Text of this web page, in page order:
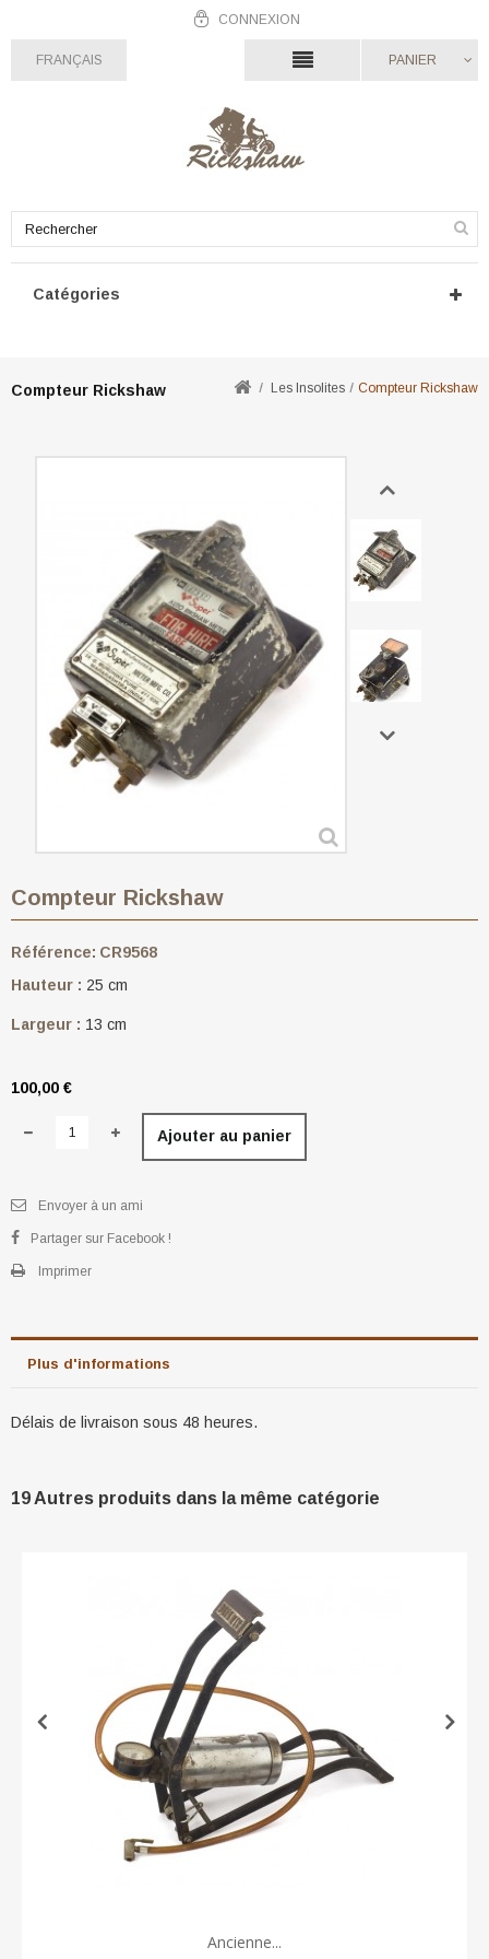
CONNEXION
FRANÇAIS PANIER
Catégories
Compteur Rickshaw Les Insolites Compteur Rickshaw
Compteur Rickshaw
Référence: CR9568
Hauteur : 25 cm
Largeur : 13 cm
100,00 €
Ajouter au panier
Envoyer à un ami
Partager sur Facebook !
Imprimer
Plus d'informations
Délais de livraison sous 48 heures.
19 Autres produits dans la même catégorie
Ancienne...